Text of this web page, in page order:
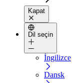
Kapat
Dil seçin
İngilizce
Dansk